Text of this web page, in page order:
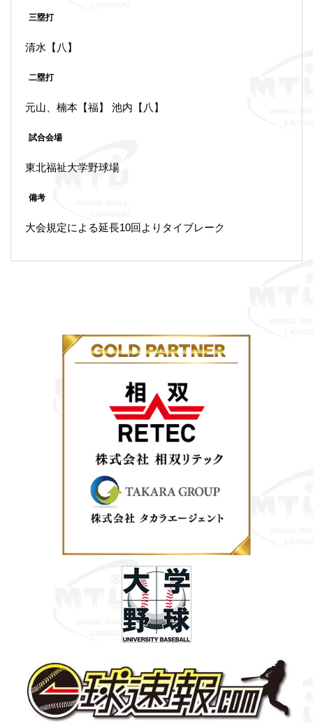
三塁打
清水【八】
二塁打
元山、楠本【福】 池内【八】
試合会場
東北福祉大学野球場
備考
大会規定による延長10回よりタイブレーク